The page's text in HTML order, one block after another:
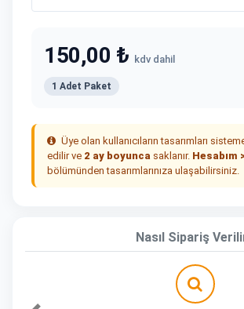
150,00 ₺ kdv dahil
1 Adet Paket
Üye olan kullanıcıların tasarımları
edilir ve 2 ay boyunca saklanır. Hesabım
bölümünden tasarımlarınıza ulaşabilirsiniz.
Nasıl Sipariş